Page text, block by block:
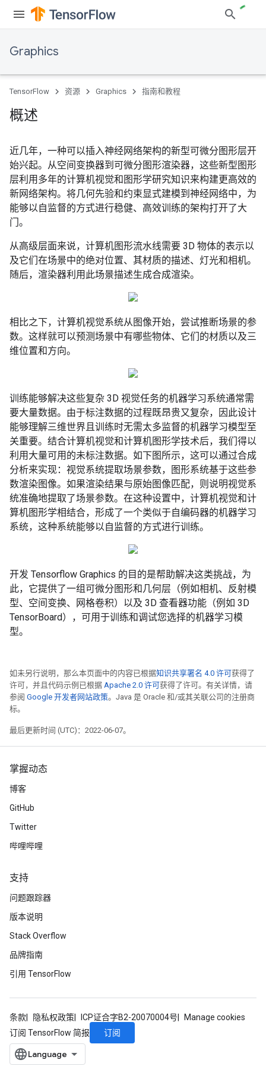
Graphics
TensorFlow 资源 Graphics 指南和教程
概述
近几年，一种可以插入神经网络架构的新型可微分图形层开
始兴起。从空间变换器到可微分图形渲染器，这些新型图形
层利用多年的计算机视觉和图形学研究知识来构建更高效的
新网络架构。将几何先验和约束显式建模到神经网络中，为
能够以自监督的方式进行稳健、高效训练的架构打开了大
门。
从高级层面来说，计算机图形流水线需要 3D 物体的表示以
及它们在场景中的绝对位置、其材质的描述、灯光和相机。
随后，渲染器利用此场景描述生成合成渲染。
相比之下，计算机视觉系统从图像开始，尝试推断场景的参
数。这样就可以预测场景中有哪些物体、它们的材质以及三
维位置和方向。
训练能够解决这些复杂 3D 视觉任务的机器学习系统通常需
要大量数据。由于标注数据的过程既昂贵又复杂，因此设计
能够理解三维世界且训练时无需太多监督的机器学习模型至
关重要。结合计算机视觉和计算机图形学技术后，我们得以
利用大量可用的未标注数据。如下图所示，这可以通过合成
分析来实现：视觉系统提取场景参数，图形系统基于这些参
数渲染图像。如果渲染结果与原始图像匹配，则说明视觉系
统准确地提取了场景参数。在这种设置中，计算机视觉和计
算机图形学相结合，形成了一个类似于自编码器的机器学习
系统，这种系统能够以自监督的方式进行训练。
开发 Tensorflow Graphics 的目的是帮助解决这类挑战，为
此，它提供了一组可微分图形和几何层（例如相机、反射模
型、空间变换、网格卷积）以及 3D 查看器功能（例如 3D
TensorBoard），可用于训练和调试您选择的机器学习模
型。
如未另行说明，那么本页面中的内容已根据知识共享署名 4.0 许可获得了
许可，并且代码示例已根据 Apache 2.0 许可获得了许可。有关详情，请
参阅 Google 开发者网站政策。Java 是 Oracle 和/或其关联公司的注册商
标。
最后更新时间 (UTC)：2022-06-07。
掌握动态
博客
GitHub
Twitter
哔哩哔哩
支持
问题跟踪器
版本说明
Stack Overflow
品牌指南
引用 TensorFlow
条款 隐私权政策 ICP证合字B2-20070004号
Manage cookies
订阅 TensorFlow 简报
订阅